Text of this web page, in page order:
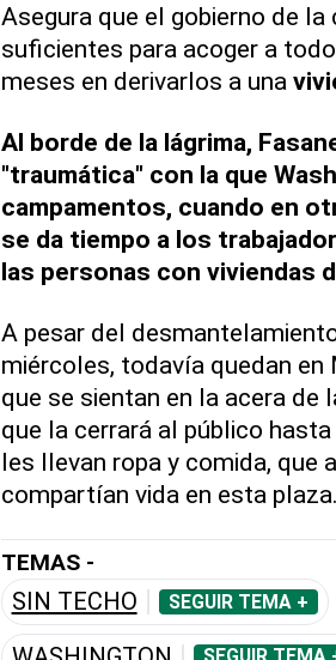
Asegura que el gobierno de la
suficientes para acoger a
meses en derivarlos a una
Al borde de la lágrima,
"traumática" con la que
campamentos, cuando en
se da tiempo a los
las personas con viviendas
A pesar del
miércoles, todavía quedan
que se sientan en la acera
que la cerrará al público
les llevan ropa y comida, que
compartían vida en esta plaza.
TEMAS -
SIN TECHO SEGUIR TEMA +